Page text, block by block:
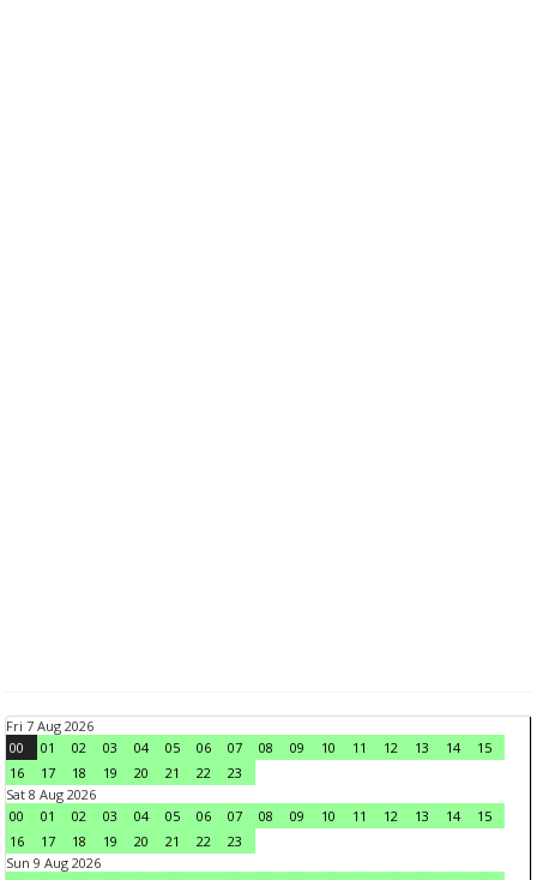
Fri 7 Aug 2026
00
01 02 03 04 05 06 07 08 09 10 11 12 13 14
15
16
17 18 19 20 21 22
23
Sat 8 Aug 2026
00
01 02 03 04 05 06 07 08 09 10 11 12 13 14
15
16
17 18 19 20 21 22
23
Sun 9 Aug 2026